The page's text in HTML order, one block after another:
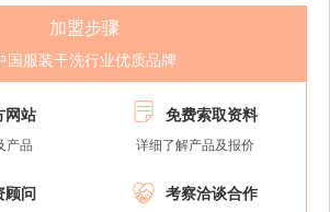
加盟步骤
国服装干洗行业优质品牌
网站
产品
 免费索取资料
详细了解产品及报价
顾问  考察洽谈合作